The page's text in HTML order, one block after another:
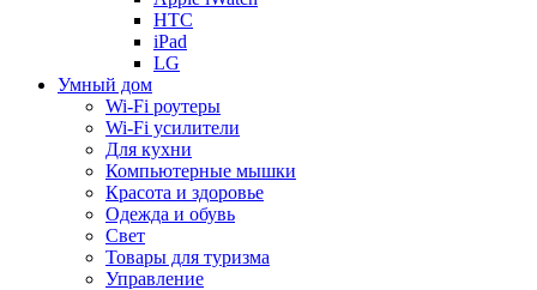
HTC
iPad
LG
Умный дом
Wi-Fi роутеры
Wi-Fi усилители
Для кухни
Компьютерные мышки
Красота и здоровье
Одежда и обувь
Свет
Товары для туризма
Управление